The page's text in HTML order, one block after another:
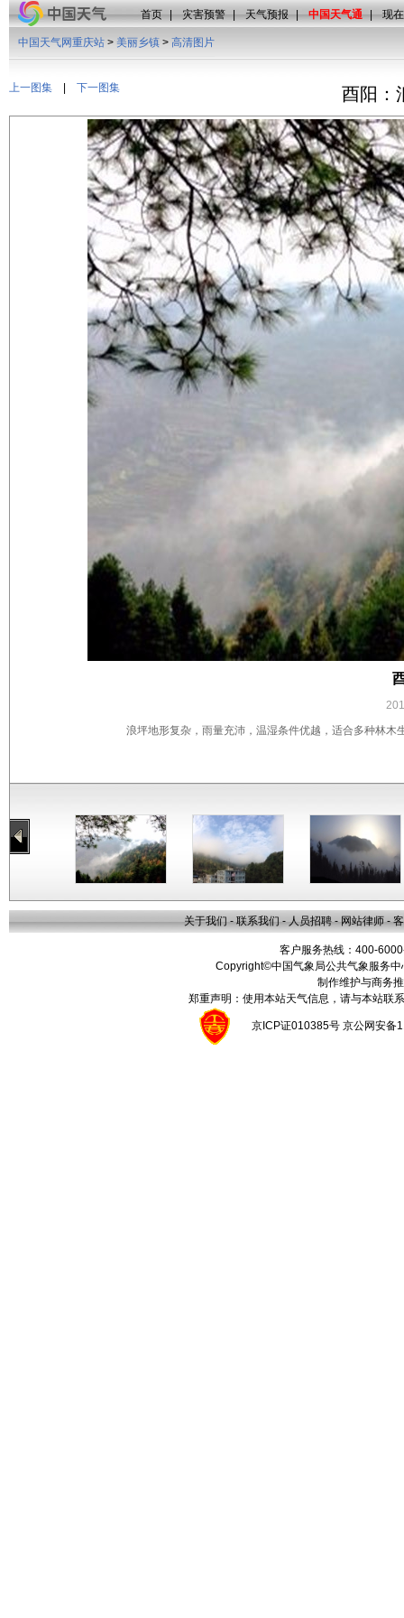
首页 | 灾害预警 | 天气预报 | 中国天气通 | 现
上一图集 下一图集
中国天气网重庆站 > 美丽乡镇 > 高清图片
酉阳：
浪坪地形复杂，雨量充沛，温湿条件优越，适合多种林
关于我们 - 联系我们 - 人员招聘 - 网站律师 -
客户服务热线：400-
Copyright©中国气象局公共气象服务
制作维护与商务
郑重声明：使用本站天气信息，请与本站联
京ICP证010385号 京公网安备